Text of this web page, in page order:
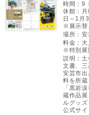
時間：9
休館：
日～1月
※展示替
場所：
料金：
※特別展
説明：
文書、三
安芸市
料を所
「黒岩
蔵作品
ルグッ
公式サイ